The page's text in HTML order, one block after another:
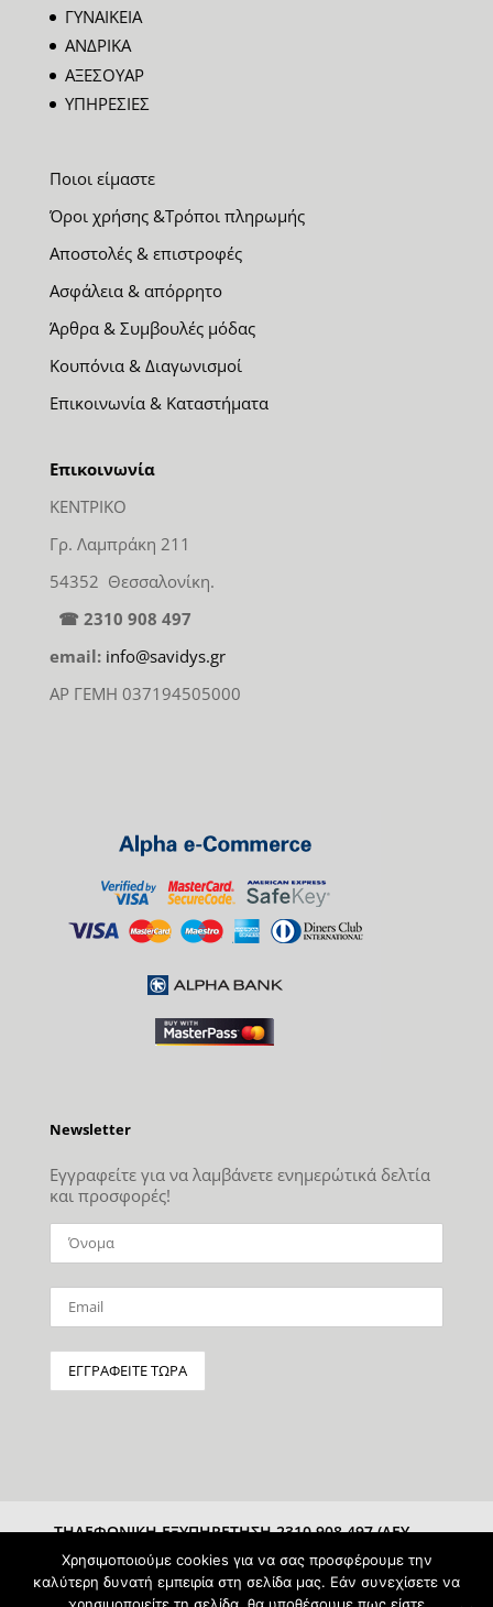
ΓΥΝΑΙΚΕΙΑ
ΑΝΔΡΙΚΑ
ΑΞΕΣΟΥΑΡ
ΥΠΗΡΕΣΙΕΣ
Ποιοι είμαστε
Όροι χρήσης &Τρόποι πληρωμής
Αποστολές & επιστροφές
Ασφάλεια & απόρρητο
Άρθρα & Συμβουλές μόδας
Κουπόνια & Διαγωνισμοί
Επικοινωνία & Καταστήματα
Επικοινωνία
ΚΕΝΤΡΙΚΟ
Γρ. Λαμπράκη 211
54352 Θεσσαλονίκη.
☎ 2310 908 497
email: info@savidys.gr
ΑΡ ΓΕΜΗ 037194505000
Newsletter
Εγγραφείτε για να λαμβάνετε ενημερώτικά δελτία
και προσφορές!
ΤΗΛΕΦΩΝΙΚΗ ΕΞΥΠΗΡΕΤΗΣΗ 2310 908 497 (ΔΕΥ-
ΣΑΒ 10:00-15:00)
Χρησιμοποιούμε cookies για να σας προσφέρουμε την
καλύτερη δυνατή εμπειρία στη σελίδα μας. Εάν συνεχίσετε να